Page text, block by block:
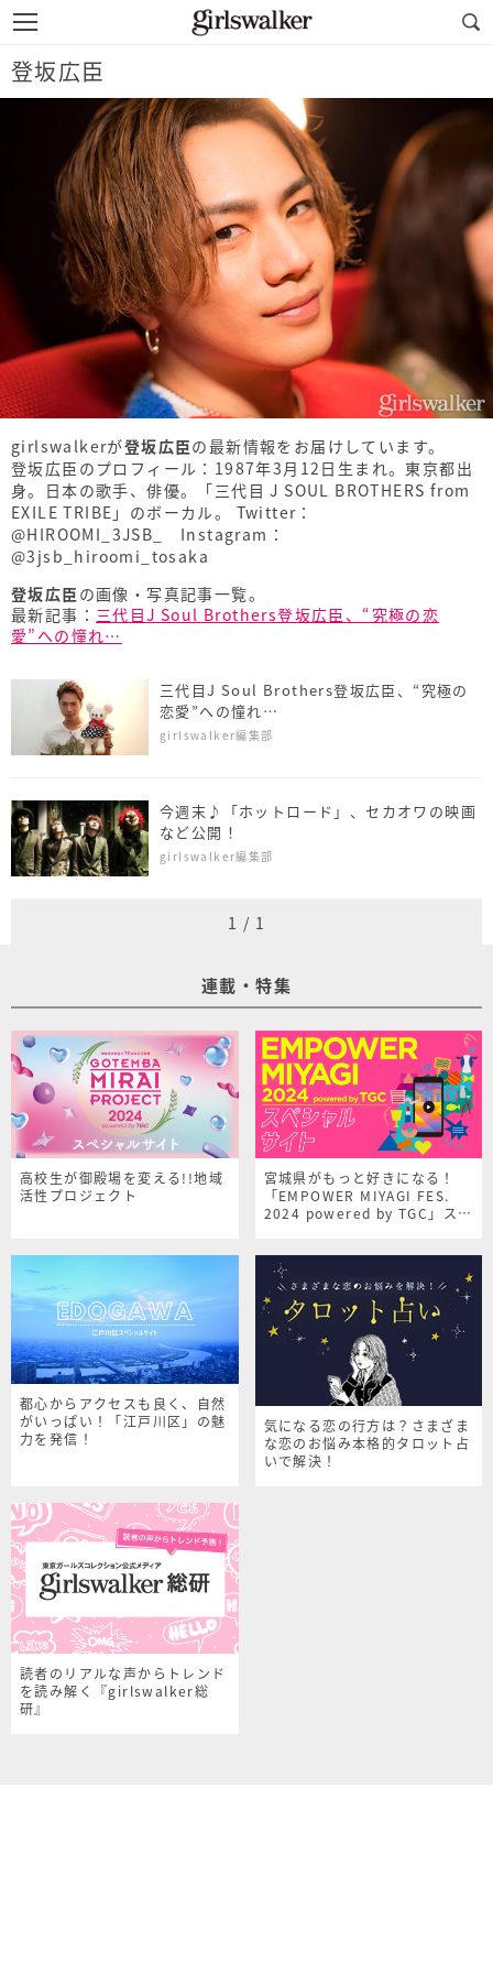
登坂広臣
girlswalkerが登坂広臣の最新情報をお届けしています。
登坂広臣のプロフィール：1987年3月12日生まれ。東京都出
身。日本の歌手、俳優。「三代目 J SOUL BROTHERS from
EXILE TRIBE」のボーカル。 Twitter：
@HIROOMI_3JSB_ Instagram：
@3jsb_hiroomi_tosaka
登坂広臣 の画像・写真記事一覧。
最新記事： 三代目J Soul Brothers登坂広臣、“究極の恋
愛”への憧れ…
三代目J Soul Brothers登坂広臣、“究極の
恋愛”への憧れ…
girlswalker編集部
今週末♪「ホットロード」、セカオワの映画
など公開！
girlswalker編集部
1 / 1
連載・特集
高校生が御殿場を変える!!地域
活性プロジェクト
宮城県がもっと好きになる！
「EMPOWER MIYAGI FES.
2024 powered by TGC」スペ
都心からアクセスも良く、自然
がいっぱい！「江戸川区」の魅
力を発信！
気になる恋の行方は？さまざま
な恋のお悩み本格的タロット占
いで解決！
読者のリアルな声からトレンド
を読み解く『girlswalker総
研』